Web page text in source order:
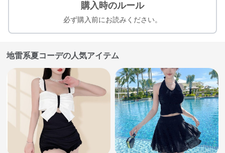
購入時のルール
必ず購入前にお読みください。
地雷系夏コーデの人気アイテム